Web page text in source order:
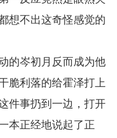
想不出这奇怪感觉的
的岑初月反而成为他
脆利落的给霍泽打上
件事扔到一边，打开
本正经地说起了正